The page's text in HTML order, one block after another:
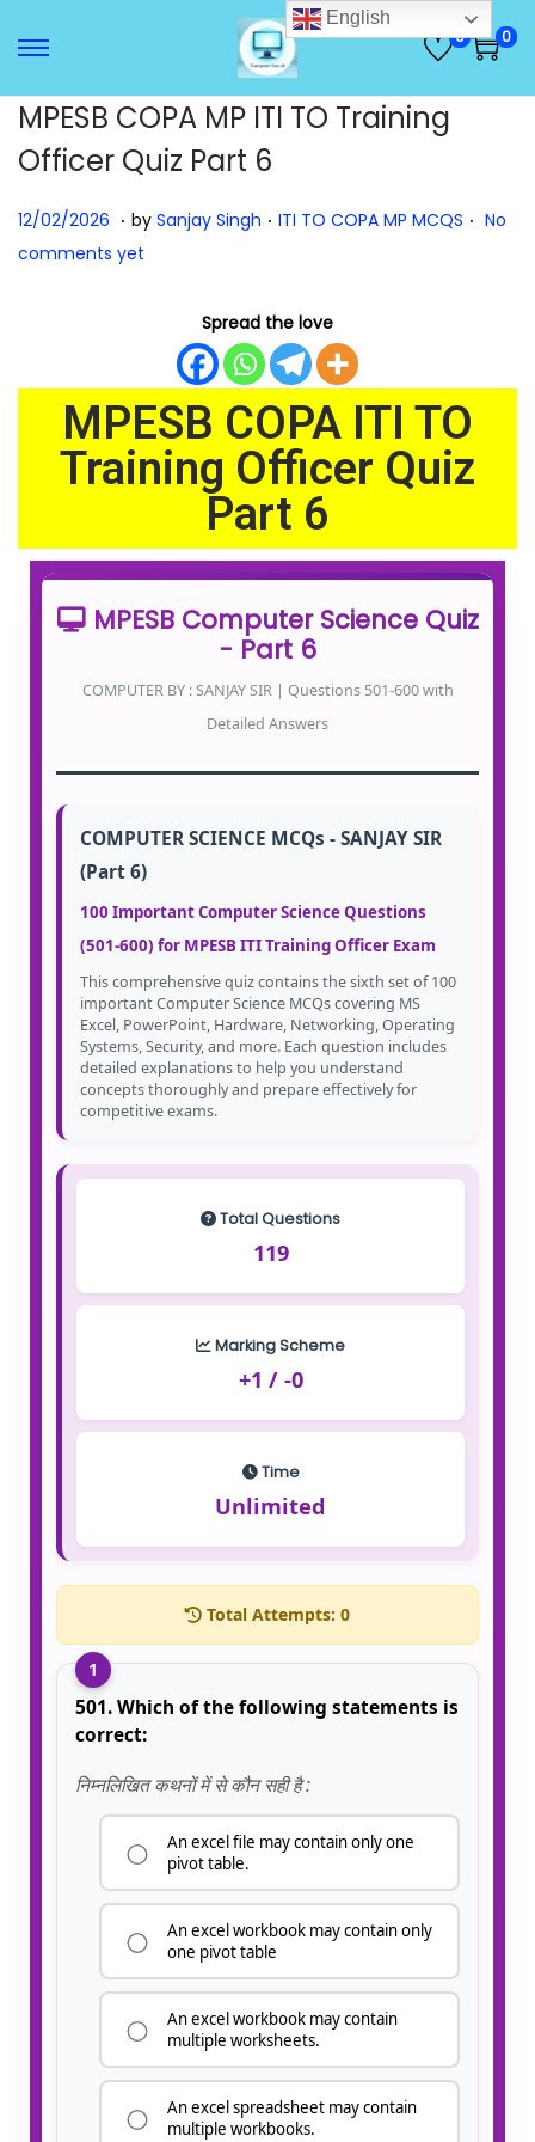
0 0
MPESB COPA MP ITI TO Training
Officer Quiz Part 6
Posted on
12/02/2026
2
/
2
2
. by Sanjay Singh . Posted in
ITI TO COPA MP MCQS . No
comments yet
Spread the love
MPESB COPA ITI TO
Training Officer Quiz
Part 6
MPESB Computer Science Quiz
- Part 6
COMPUTER BY : SANJAY SIR | Questions 501-600 with
Detailed Answers
COMPUTER SCIENCE MCQs - SANJAY SIR
(Part 6)
100 Important Computer Science Questions
(501-600) for MPESB ITI Training Officer Exam
This comprehensive quiz contains the sixth set of 100
important Computer Science MCQs covering MS
Excel, PowerPoint, Hardware, Networking, Operating
Systems, Security, and more. Each question includes
detailed explanations to help you understand
concepts thoroughly and prepare effectively for
competitive exams.
Total Questions
119
Marking Scheme
+1 / -0
Time
Unlimited
Total Attempts: 0
1
501. Which of the following statements is
correct:
निम्नलिखित कथनों में से कौन सही है :
An excel file may contain only one
pivot table.
An excel workbook may contain only
one pivot table
An excel workbook may contain
multiple worksheets.
An excel spreadsheet may contain
multiple workbooks.
English